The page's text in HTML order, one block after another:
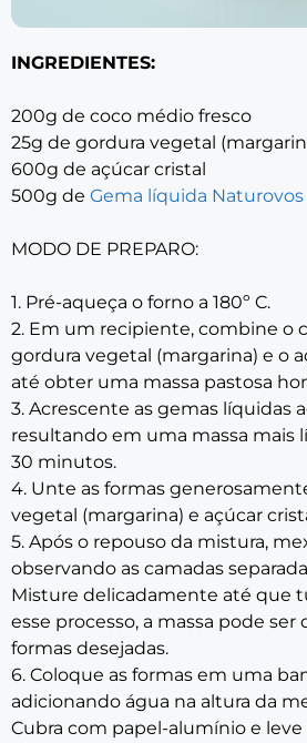
INGREDIENTES:
200g de coco médio fresco
25g de gordura vegetal
600g de açúcar cristal
500g de Gema líquida Naturovos
MODO DE PREPARO:
1. Pré-aqueça o forno a 180º C.
2. Em um recipiente, combine o
gordura vegetal (margarina) e o
até obter uma massa pastosa
3. Acrescente as gemas líquidas
resultando em uma massa mais
30 minutos.
4. Unte as formas
vegetal (margarina) e açúcar
5. Após o repouso da mistura,
observando as camadas
Misture delicadamente até que
esse processo, a massa pode
formas desejadas.
6. Coloque as formas em uma
adicionando água na altura da
Cubra com papel-alumínio e leve